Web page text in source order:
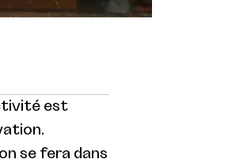
est
se fera dans